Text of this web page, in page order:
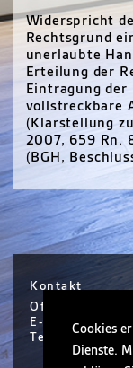
Cookies
Dienste.
Widerspricht
Rechtsgrund
unerlaubte
Erteilung der
Eintragung der
vollstreckbare
(Klarstellung
2007, 659 Rn.
(BGH,
Kontakt
Office Hanau /
E-Mail
Tel +49